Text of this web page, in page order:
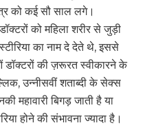
को कई सौ साल लगे।
को महिला शरीर से जुड़ी
का नाम दे देते थे, इससे
डॉक्टरों की ज़रूरत स्वीकारने के
उन्नीसवीं शताब्दी के सेक्स
महावारी बिगड़ जाती है या
होने की संभावना ज्यादा है।